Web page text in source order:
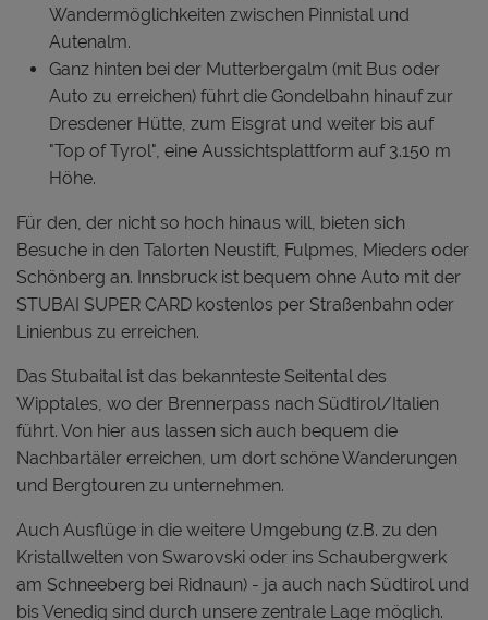
Wandermöglichkeiten zwischen Pinnistal und
Autenalm.
Ganz hinten bei der Mutterbergalm (mit Bus oder
Auto zu erreichen) führt die Gondelbahn hinauf zur
Dresdener Hütte, zum Eisgrat und weiter bis auf
"Top of Tyrol", eine Aussichtsplattform auf 3.150 m
Höhe.
Für den, der nicht so hoch hinaus will, bieten sich
Besuche in den Talorten Neustift, Fulpmes, Mieders oder
Schönberg an. Innsbruck ist bequem ohne Auto mit der
STUBAI SUPER CARD kostenlos per Straßenbahn oder
Linienbus zu erreichen.
Das Stubaital ist das bekannteste Seitental des
Wipptales, wo der Brennerpass nach Südtirol/Italien
führt. Von hier aus lassen sich auch bequem die
Nachbartäler erreichen, um dort schöne Wanderungen
und Bergtouren zu unternehmen.
Auch Ausflüge in die weitere Umgebung (z.B. zu den
Kristallwelten von Swarovski oder ins Schaubergwerk
am Schneeberg bei Ridnaun) - ja auch nach Südtirol und
bis Venedig sind durch unsere zentrale Lage möglich.